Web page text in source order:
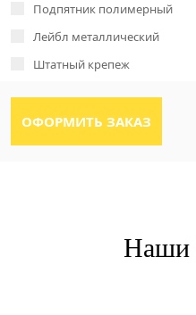
Подпятник полимерный
Лейбл металлический
Штатный крепеж
Наши